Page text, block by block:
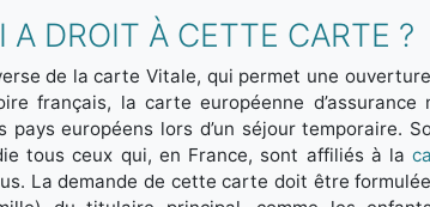
A DROIT À CETTE CARTE ?
de la carte Vitale, qui permet une
français, la carte européenne
pays européens lors d’un séjour temporaire.
tous ceux qui, en France, sont affiliés à la
La demande de cette carte doit être